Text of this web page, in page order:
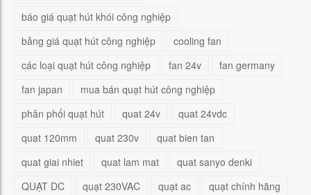
báo giá quạt hút khói công nghiệp
bảng giá quạt hút công nghiệp
cooling fan
các loại quạt hút công nghiệp
fan 24v
fan germany
fan japan
mua bán quạt hút công nghiệp
phân phối quạt hút
quat 24v
quat 24vdc
quat 120mm
quat 230v
quat bien tan
quat giai nhiet
quat lam mat
quat sanyo denki
QUẠT DC
quạt 230VAC quạt ac
quạt chính hãng